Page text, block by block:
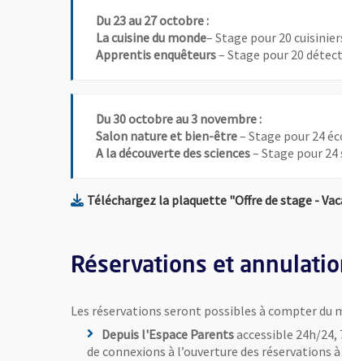
Du 23 au 27 octobre :
La cuisine du monde– Stage pour 20
Apprentis enquêteurs– Stage pour 20
Du 30 octobre au 3 novembre :
Salon nature et bien-être– Stage pour 24
A la découverte des sciences– Stage pour
Téléchargez la plaquette "Offre de stage -
Réservations et
Les réservations seront possibles à compter du
Depuis l'Espace Parentsaccessible 24h/
de connexions à l’ouverture des